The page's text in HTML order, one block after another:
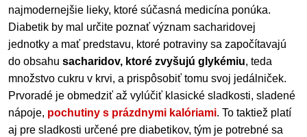
najmodernejšie lieky, ktoré súčasná medicína ponúka.
Diabetik by mal určite poznať význam sacharidovej
jednotky a mať predstavu, ktoré potraviny sa započítavajú
do obsahu sacharidov, ktoré zvyšujú glykémiu, teda
množstvo cukru v krvi, a prispôsobiť tomu svoj jedálniček.
Prvoradé je obmedziť až vylúčiť klasické sladkosti, sladené
nápoje, pochutiny s prázdnymi kalóriami. To taktiež platí
aj pre sladkosti určené pre diabetikov, tým je potrebné sa